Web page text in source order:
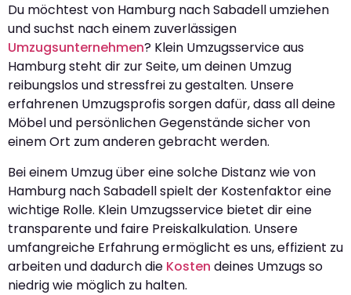
Du möchtest von Hamburg nach Sabadell umziehen
und suchst nach einem zuverlässigen
Umzugsunternehmen? Klein Umzugsservice aus
Hamburg steht dir zur Seite, um deinen Umzug
reibungslos und stressfrei zu gestalten. Unsere
erfahrenen Umzugsprofis sorgen dafür, dass all deine
Möbel und persönlichen Gegenstände sicher von
einem Ort zum anderen gebracht werden.
Bei einem Umzug über eine solche Distanz wie von
Hamburg nach Sabadell spielt der Kostenfaktor eine
wichtige Rolle. Klein Umzugsservice bietet dir eine
transparente und faire Preiskalkulation. Unsere
umfangreiche Erfahrung ermöglicht es uns, effizient zu
arbeiten und dadurch die Kosten deines Umzugs so
niedrig wie möglich zu halten.